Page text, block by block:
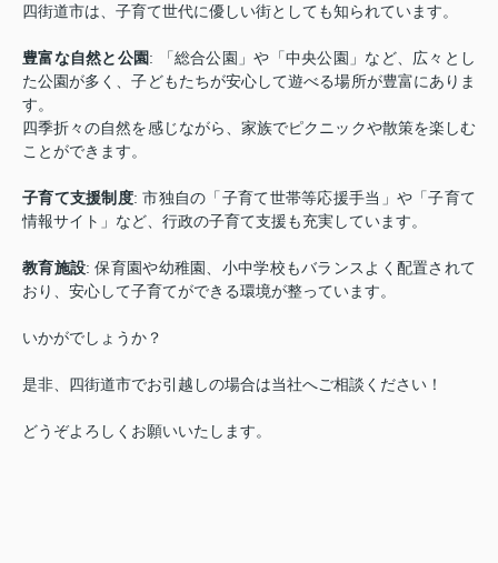
四街道市は、子育て世代に優しい街としても知られています。
豊富な自然と公園: 「総合公園」や「中央公園」など、広々とし
た公園が多く、子どもたちが安心して遊べる場所が豊富にありま
す。
四季折々の自然を感じながら、家族でピクニックや散策を楽しむ
ことができます。
子育て支援制度: 市独自の「子育て世帯等応援手当」や「子育て
情報サイト」など、行政の子育て支援も充実しています。
教育施設: 保育園や幼稚園、小中学校もバランスよく配置されて
おり、安心して子育てができる環境が整っています。
いかがでしょうか？
是非、四街道市でお引越しの場合は当社へご相談ください！
どうぞよろしくお願いいたします。